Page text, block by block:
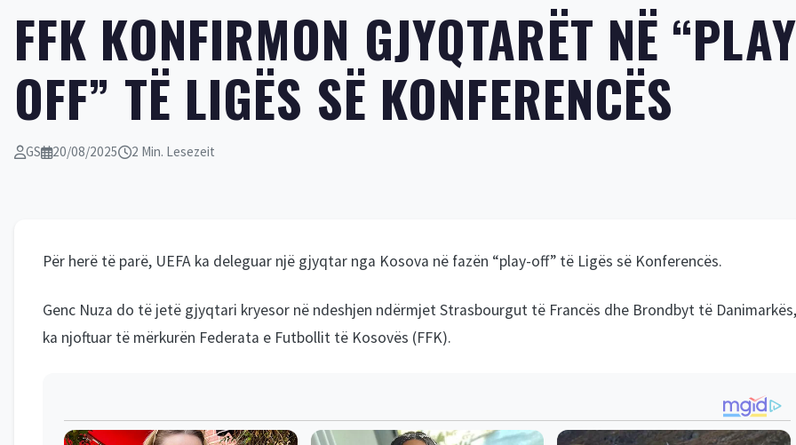
FFK KONFIRMON GJYQTARËT NË
OFF” TË LIGËS SË KONFERENCËS
GS 20/08/2025 2 Min. Lesezeit
Për herë të parë, UEFA ka deleguar një gjyqtar nga Kosova në fazën “play-off” të Ligës së Konferencës.
Genc Nuza do të jetë gjyqtari kryesor në ndeshjen ndërmjet Strasbourgut të Francës dhe Brondbyt të Danimarkës,
ka njoftuar të mërkurën Federata e Futbollit të Kosovës (FFK).